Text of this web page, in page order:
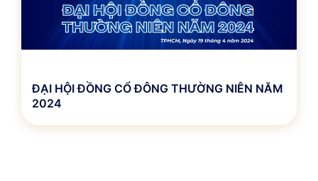
ĐẠI HỘI ĐỒNG CỔ ĐÔNG THƯỜNG NIÊN NĂM
2024